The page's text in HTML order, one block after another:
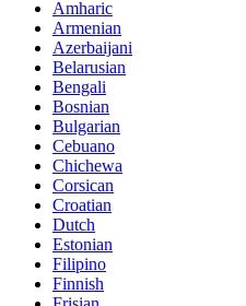
Amharic
Armenian
Azerbaijani
Belarusian
Bengali
Bosnian
Bulgarian
Cebuano
Chichewa
Corsican
Croatian
Dutch
Estonian
Filipino
Finnish